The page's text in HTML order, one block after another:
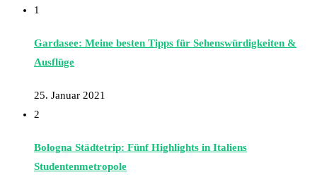
1
Gardasee: Meine besten Tipps für Sehenswürdigkeiten &
Ausflüge
25. Januar 2021
2
Bologna Städtetrip: Fünf Highlights in Italiens
Studentenmetropole